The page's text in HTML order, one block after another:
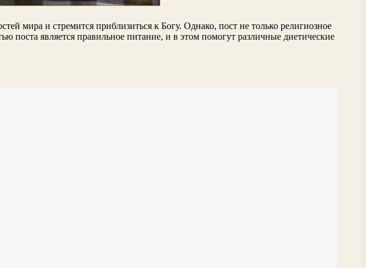
мира и стремится приблизиться к Богу. Однако, пост не только религиозное
поста является правильное питание, и в этом помогут различные диетические